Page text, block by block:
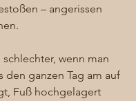
– angerissen
wenn man
den ganzen Tag am auf
Fuß hochgelagert